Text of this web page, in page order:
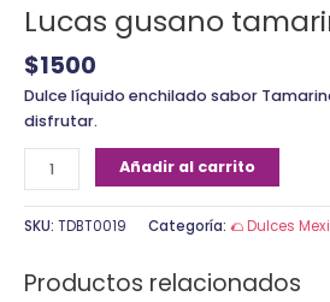
Lucas gusano
$1500
Dulce líquido enchilado sabor
disfrutar.
Añadir al carrito
SKU: TDBT0019 Categoría: 🌮 Dulces
Productos relacionados